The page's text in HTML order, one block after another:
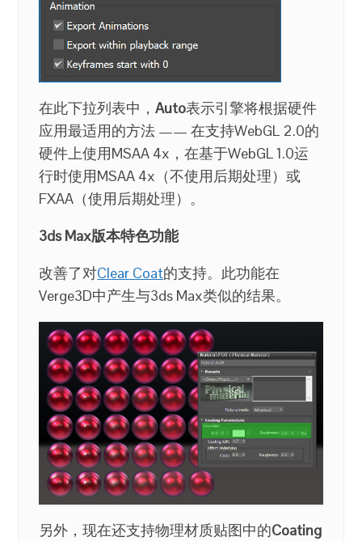
在此下拉列表中，Auto表示引擎将根据硬件
应用最适用的方法 —— 在支持WebGL 2.0的
硬件上使用MSAA 4x，在基于WebGL 1.0运
行时使用MSAA 4x（不使用后期处理）或
FXAA（使用后期处理）。
3ds Max版本特色功能
改善了对Clear Coat的支持。此功能在
Verge3D中产生与3ds Max类似的结果。
另外，现在还支持物理材质贴图中的Coating